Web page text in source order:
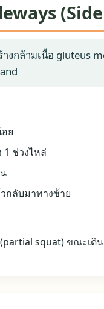
งกล้ามเนื้อ gluteus
ย
1 ช่วงไหล่
กลับมาทางซ้าย
squat) ขณะเดิ